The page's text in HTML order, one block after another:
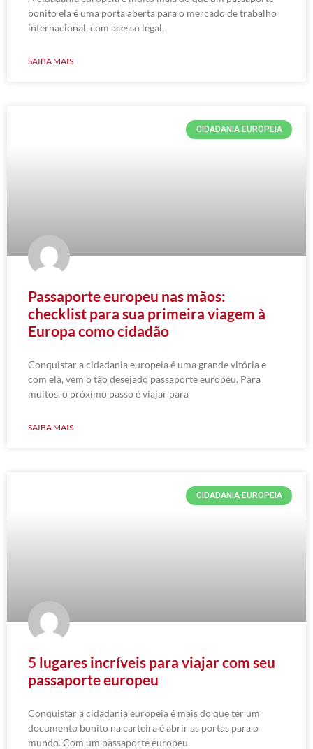
bonito ela é uma porta aberta para o mercado de trabalho
internacional, com acesso legal,
SAIBA MAIS
CIDADANIA EUROPEIA
Passaporte europeu nas mãos:
checklist para sua primeira viagem à
Europa como cidadão
Conquistar a cidadania europeia é uma grande vitória e
com ela, vem o tão desejado passaporte europeu. Para
muitos, o próximo passo é viajar para
SAIBA MAIS
CIDADANIA EUROPEIA
5 lugares incríveis para viajar com seu
passaporte europeu
Conquistar a cidadania europeia é mais do que ter um
documento bonito na carteira é abrir as portas para o
mundo. Com um passaporte europeu,